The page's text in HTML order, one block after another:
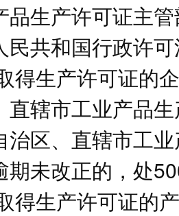
品生产许可证主
民共和国行政许
得生产许可证的
直辖市工业产品
治区、直辖市工
期未改正的，处
得生产许可证的